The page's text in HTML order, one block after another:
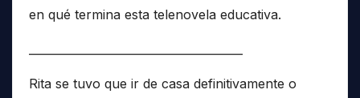
en qué termina esta telenovela educativa.
Rita se tuvo que ir de casa definitivamente o